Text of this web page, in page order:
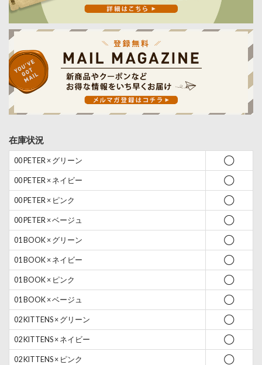
在庫状況
00 PETER × グリーン ◯
00 PETER × ネイビー ◯
00 PETER × ピンク ◯
00 PETER × ベージュ ◯
01 BOOK × グリーン ◯
01 BOOK × ネイビー ◯
01 BOOK × ピンク ◯
01 BOOK × ベージュ ◯
02 KITTENS × グリーン ◯
02 KITTENS × ネイビー ◯
02 KITTENS × ピンク ◯